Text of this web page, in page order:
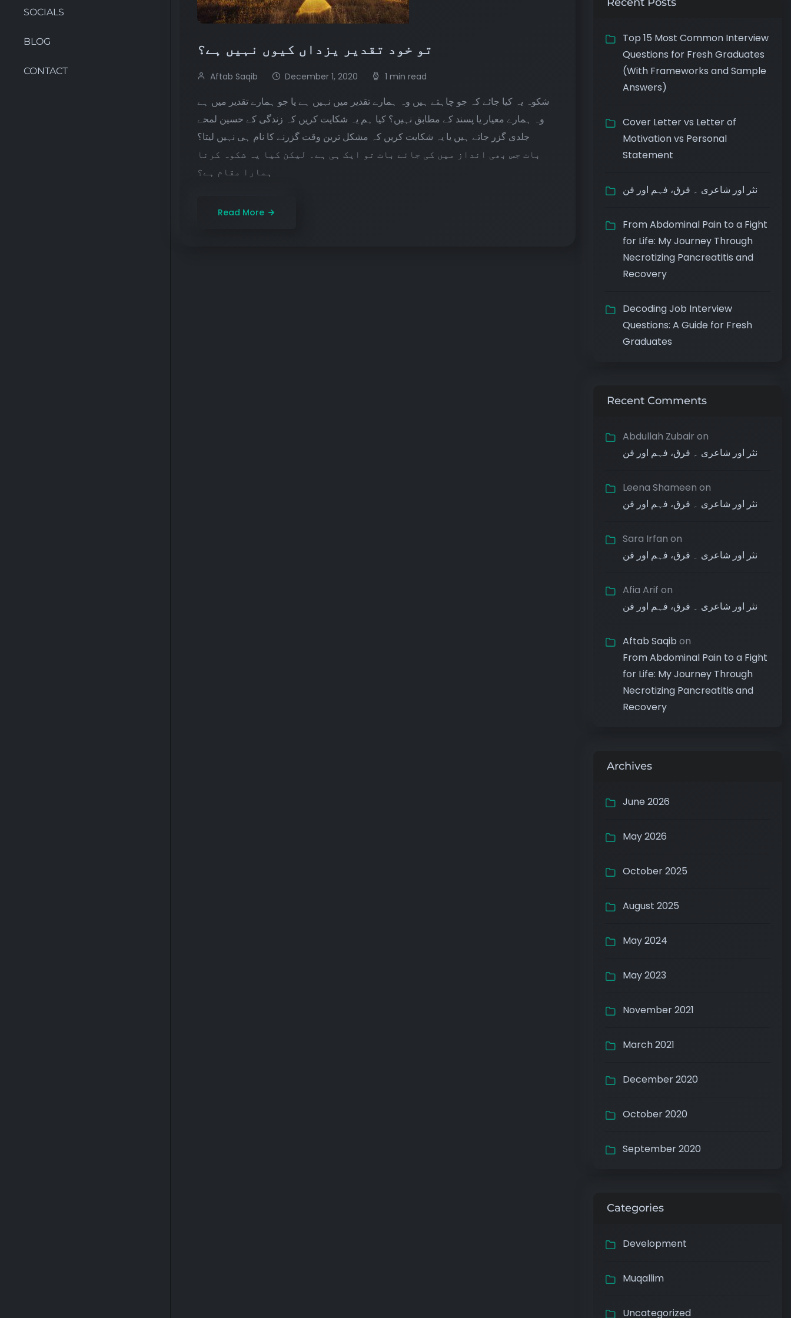
SOCIALS
BLOG
CONTACT Aftab Saqib December 1, 2020 1 min read
شکوہ یہ کیا جائے کہ جو چاہتے ہیں وہ ہمارے تقدیر میں نہیں ہے یا جو ہمارے تقدیر میں ہے
وہ ہمارے معیار یا پسند کے مطابق نہیں؟ کیا ہم یہ شکایت کریں کہ زندگی کے حسین لمحے
جلدی گزر جاتے ہیں یا یہ شکایت کریں کہ مشکل ترین وقت گزرنے کا نام ہی نہیں لیتا؟
بات جس بھی انداز میں کی جائے بات تو ایک ہی ہے۔ لیکن کیا یہ شکوہ کرنا
ہمارا مقام ہے؟
Read More
Top 15 Most Common Interview
Questions for Fresh Graduates
(With Frameworks and Sample
Answers)
Cover Letter vs Letter of
Motivation vs Personal
Statement
نثر اور شاعری ۔ فرق، فہم اور فن
From Abdominal Pain to a Fight
for Life: My Journey Through
Necrotizing Pancreatitis and
Recovery
Decoding Job Interview
Questions: A Guide for Fresh
Graduates
Recent Comments
Abdullah Zubair on
نثر اور شاعری ۔ فرق، فہم اور فن
Leena Shameen on
نثر اور شاعری ۔ فرق، فہم اور فن
Sara Irfan on
نثر اور شاعری ۔ فرق، فہم اور فن
Afia Arif on
نثر اور شاعری ۔ فرق، فہم اور فن
Aftab Saqib on
From Abdominal Pain to a Fight
for Life: My Journey Through
Necrotizing Pancreatitis and
Recovery
Archives
June 2026
May 2026
October 2025
August 2025
May 2024
May 2023
November 2021
March 2021
December 2020
October 2020
September 2020
Categories
Development
Muqallim
Uncategorized